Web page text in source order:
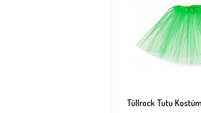
Tüllrock Tutu